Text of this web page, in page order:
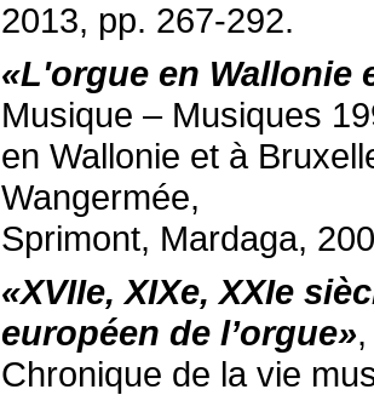
2013, pp. 267-292.
«L'orgue en Wallonie
Musique – Musiques
en Wallonie et à
Wangermée,
Sprimont, Mardaga,
«XVIIe, XIXe, XXIe
européen de l’orgue»
Chronique de la vie